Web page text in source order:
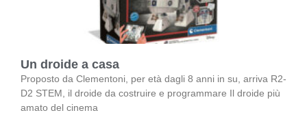
Un droide a casa
Proposto da Clementoni, per età dagli 8 anni in su, arriva R2-
D2 STEM, il droide da costruire e programmare Il droide più
amato del cinema